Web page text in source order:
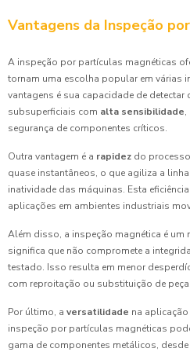
Vantagens da Inspeção
A inspeção por partículas magnéticas
tornam uma escolha popular em várias
vantagens é sua capacidade de
subsuperficiais com alta sensibilidade,
segurança de componentes críticos.
Outra vantagem é a rapidez do
quase instantâneos, o que agiliza a
inatividade das máquinas. Esta
aplicações em ambientes industriais
Além disso, a inspeção magnética é um
significa que não compromete a
testado. Isso resulta em menor
com reproitação ou substituição de
Por último, a versatilidade na
inspeção por partículas magnéticas
gama de componentes metálicos,